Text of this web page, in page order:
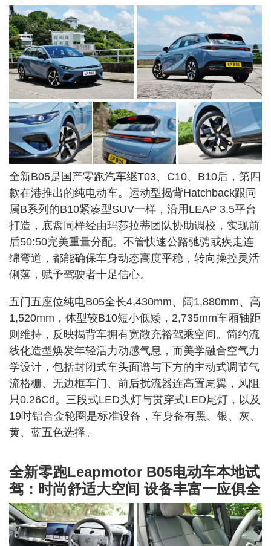
全新B05是国产零跑汽车继T03、C10、B10后，第四
款在港推出的纯电动车。运动型揭背Hatchback跟同
属B系列的B10紧凑型SUV一样，沿用LEAP 3.5平台
打造，底盘同样经由玛莎拉蒂团队协助调校，实现前
后50:50完美重量分配。不管快速公路驰骋或疾走连
绵弯道，都能确保车身动态高度平稳，转向操控灵活
俐落，赋予驾驶者十足信心。
五门五座位纯电B05全长4,430mm、阔1,880mm、高
1,520mm，体型较B10短小低矮，2,735mm车厢轴距
则维持，反映揭背车拥有宽敞充裕驾乘空间。简约流
线化造型焕发年轻活力动感气息，而美学融合空气力
学设计，包括封闭式车头面谱与下方的主动式调节气
流格栅、无边框车门、前后扰流器连高置尾翼，风阻
只0.26Cd。三段式LED头灯与贯穿式LED尾灯，以及
19吋铝合金轮圈是标准设备，车身备有黑、银、灰、
黄、蓝五色选择。
全新零跑Leapmotor B05电动车本地试
驾：时尚舒适大空间 设备丰富一应俱全